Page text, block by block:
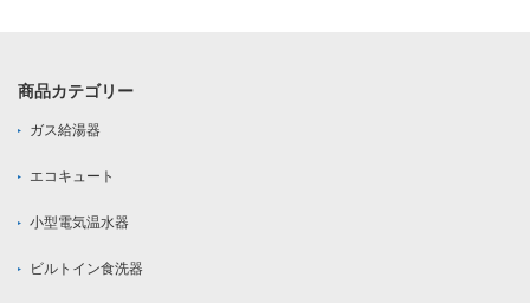
商品カテゴリー
ガス給湯器
エコキュート
小型電気温水器
ビルトイン食洗器